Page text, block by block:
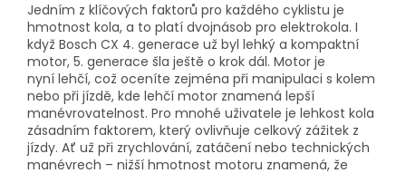
Jedním z klíčových faktorů pro každého cyklistu je
hmotnost kola, a to platí dvojnásob pro elektrokola. I
když Bosch CX 4. generace už byl lehký a kompaktní
motor, 5. generace šla ještě o krok dál. Motor je
nyní lehčí, což oceníte zejména při manipulaci s kolem
nebo při jízdě, kde lehčí motor znamená lepší
manévrovatelnost. Pro mnohé uživatele je lehkost kola
zásadním faktorem, který ovlivňuje celkový zážitek z
jízdy. Ať už při zrychlování, zatáčení nebo technických
manévrech – nižší hmotnost motoru znamená, že